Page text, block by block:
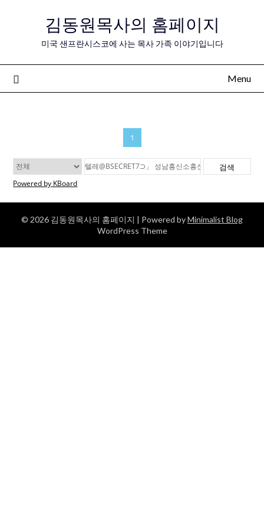
김동원목사의 홈페이지
미국 샌프란시스코에 사는 목사 가족 이야기입니다
Menu
1
검색
Powered by KBoard
© 2026 김동원목사의 홈페이지 | Powered byMinimalist Blog
WordPress Theme